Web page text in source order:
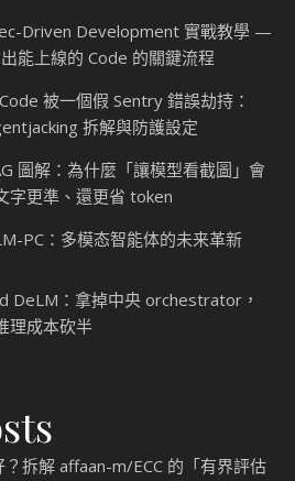
Driven Development 實戰教學 —
能上線的 Code 的關鍵流程
被一個假 Sentry 錯誤劫持：
拆解與防護設定
圖解：為什麼「讓模型看截圖」會
字更準、還更省 token
PC：多模态智能体的未来革新
DeLM：拿掉中央 orchestrator，
理成本砍半
拆解 affaan-m/ECC 的「有界評估